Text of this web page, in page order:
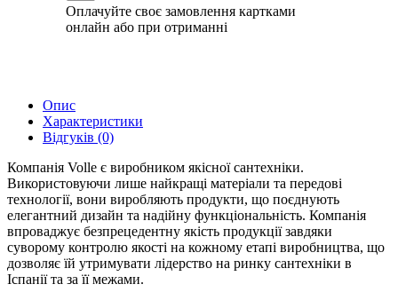
Оплачуйте своє замовлення картками
онлайн або при отриманні
Опис
Характеристики
Відгуків (0)
Компанія Volle є виробником якісної сантехніки.
Використовуючи лише найкращі матеріали та передові
технології, вони виробляють продукти, що поєднують
елегантний дизайн та надійну функціональність. Компанія
впроваджує безпрецедентну якість продукції завдяки
суворому контролю якості на кожному етапі виробництва, що
дозволяє їй утримувати лідерство на ринку сантехніки в
Іспанії та за її межами.